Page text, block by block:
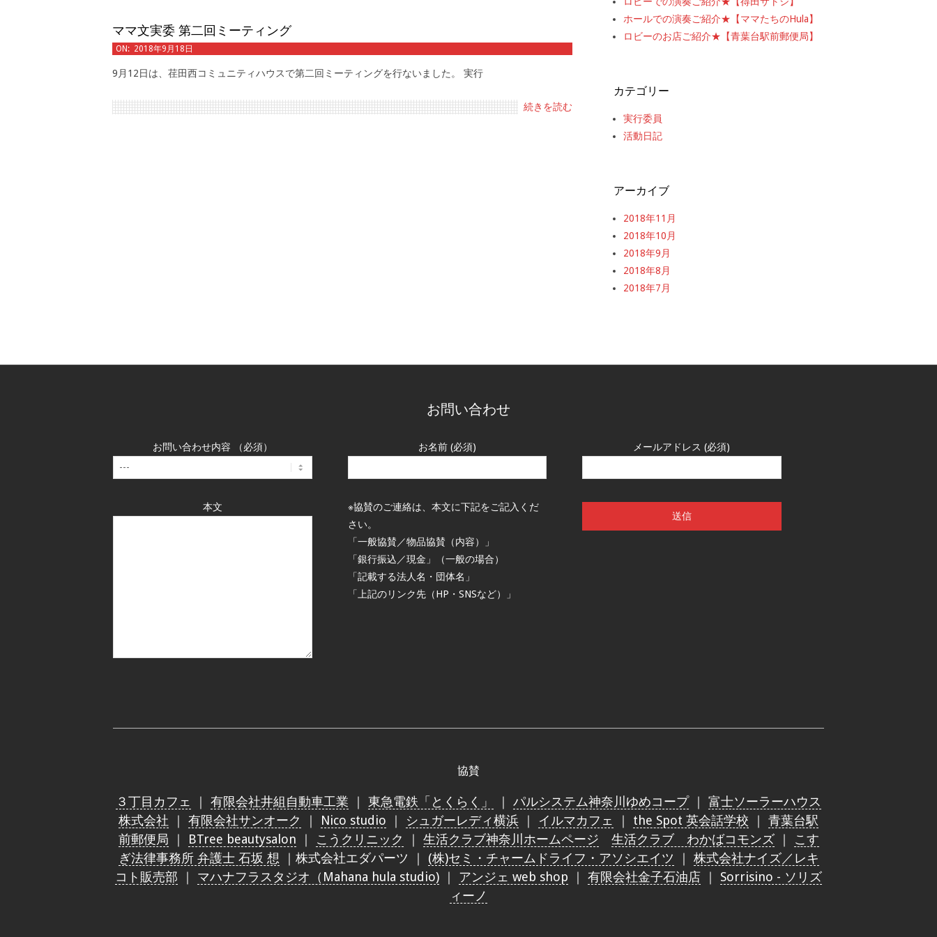
ママ文実委 第二回ミーティング
2018-
18
ON: 2018年9月18日
9月12日は、荏田西コミュニティハウスで第二回ミーティングを行ないました。 実行
続きを読む
ホールでの演奏ご紹介★【ママたちのHula】
ロビーのお店ご紹介★【青葉台駅前郵便局】
カテゴリー
実行委員
活動日記
アーカイブ
2018年11月
2018年10月
2018年9月
2018年8月
2018年7月
お問い合わせ
お問い合わせ内容 （必須） お名前 (必須) メールアドレス (必須)
本文
※協賛のご連絡は、本文に下記をご記入くだ
さい。
「一般協賛／物品協賛（内容）」
「銀行振込／現金」（一般の場合）
「記載する法人名・団体名」
「上記のリンク先（HP・SNSなど）」
協賛
３丁目カフェ ｜ 有限会社井組自動車工業 ｜ 東急電鉄「とくらく」 ｜ パルシステム神奈川ゆめコープ｜ 富士ソーラーハウス
株式会社 ｜ 有限会社サンオーク ｜ Nico studio ｜ シュガーレディ横浜 ｜ イルマカフェ ｜ the Spot 英会話学校 ｜ 青葉台駅
前郵便局 ｜ BTree beautysalon ｜ こうクリニック ｜ 生活クラブ神奈川ホームページ 生活クラブ わかばコモンズ｜
こす
ぎ法律事務所 弁護士 石坂 想 ｜株式会社エダパーツ ｜ (株)セミ・チャームドライフ・アソシエイツ ｜ 株式会社ナイズ／レキ
コト販売部 ｜ マハナフラスタジオ（Mahana hula studio) ｜ アンジェ web shop ｜ 有限会社金子石油店 ｜ Sorrisino - ソリズ
ィーノ